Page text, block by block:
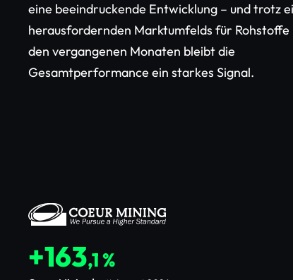
eine beeindruckende Entwicklung – und trotz
herausfordernden Marktumfelds für Rohstoffe
den vergangenen Monaten bleibt die
Gesamtperformance ein starkes Signal.
+163,1 %